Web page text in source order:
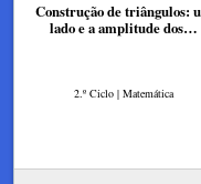
Construção de triângulos:
lado e a amplitude dos…
2.º Ciclo | Matemática